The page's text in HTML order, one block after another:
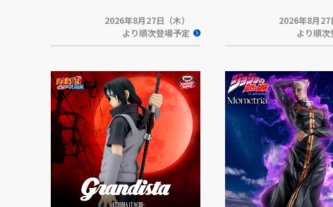
2026年8月27日（木）
より順次登場予定
2026年8月27
より順次